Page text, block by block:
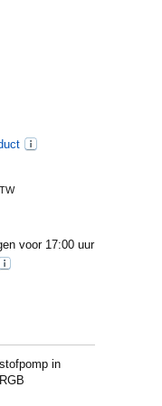
voor 17:00 uur
in